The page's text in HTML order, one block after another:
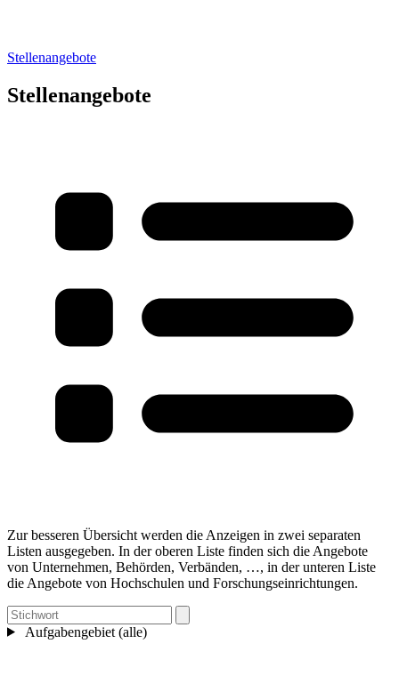
Stellenangebote
Stellenangebote
Zur besseren Übersicht werden die Anzeigen in zwei separaten
Listen ausgegeben. In der oberen Liste finden sich die Angebote
von Unternehmen, Behörden, Verbänden, …, in der unteren Liste
die Angebote von Hochschulen und Forschungseinrichtungen.
Aufgabengebiet (alle)